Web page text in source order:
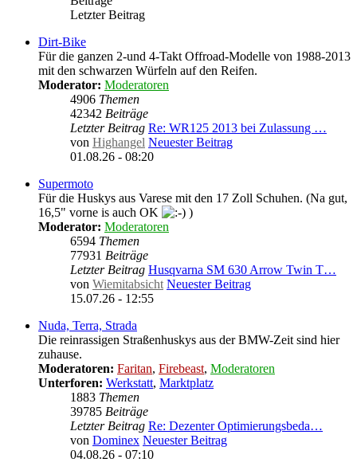
Letzter Beitrag
Dirt-Bike
Für die ganzen 2-und 4-Takt Offroad-Modelle von 1988-2013
mit den schwarzen Würfeln auf den Reifen.
Moderator: Moderatoren
4906 Themen
42342 Beiträge
Letzter Beitrag Re: WR125 2013 bei Zulassung …
von Highangel Neuester Beitrag
01.08.26 - 08:20
Supermoto
Für die Huskys aus Varese mit den 17 Zoll Schuhen. (Na gut,
16,5" vorne is auch OK
)
Moderator: Moderatoren
6594 Themen
77931 Beiträge
Letzter Beitrag Husqvarna SM 630 Arrow Twin T…
von Wiemitabsicht Neuester Beitrag
15.07.26 - 12:55
Nuda, Terra, Strada
Die reinrassigen Straßenhuskys aus der BMW-Zeit sind hier
zuhause.
Moderatoren: Faritan, Firebeast, Moderatoren
Unterforen: Werkstatt, Marktplatz
1883 Themen
39785 Beiträge
Letzter Beitrag Re: Dezenter Optimierungsbeda…
von Dominex Neuester Beitrag
04.08.26 - 07:10